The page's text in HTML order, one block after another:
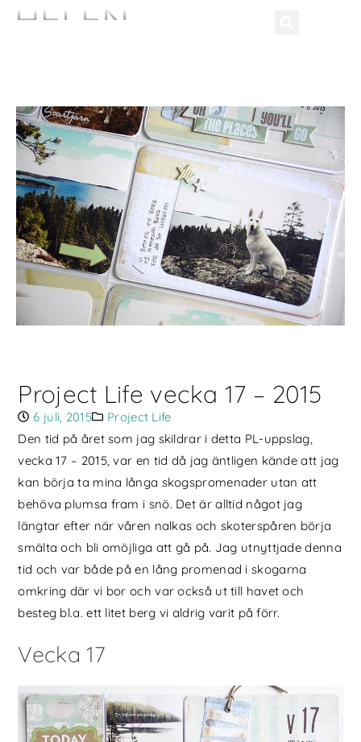
Project Life vecka 17 – 2015
6 juli, 2015
Project Life
Den tid på året som jag skildrar i detta PL-uppslag,
vecka 17 – 2015, var en tid då jag äntligen kände att jag
kan börja ta mina långa skogspromenader utan att
behöva plumsa fram i snö. Det är alltid något jag
längtar efter när våren nalkas och skoterspåren börja
smälta och bli omöjliga att gå på. Jag utnyttjade denna
tid och var både på en lång promenad i skogarna
omkring där vi bor och var också ut till havet och
besteg bl.a. ett litet berg vi aldrig varit på förr.
Vecka 17